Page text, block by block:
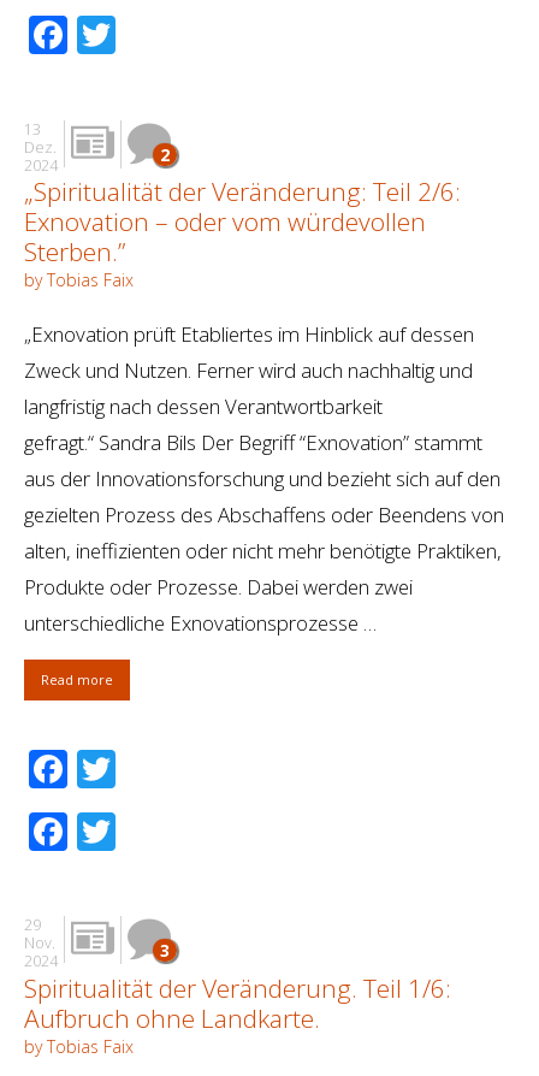
Facebook
13
Dez.
2024
2
„Spiritualität der Veränderung: Teil 2/6:
Exnovation – oder vom würdevollen
Sterben.”
by Tobias Faix
„Exnovation prüft Etabliertes im Hinblick auf dessen
Zweck und Nutzen. Ferner wird auch nachhaltig und
langfristig nach dessen Verantwortbarkeit
gefragt.“ Sandra Bils Der Begriff “Exnovation” stammt
aus der Innovationsforschung und bezieht sich auf den
gezielten Prozess des Abschaffens oder Beendens von
alten, ineffizienten oder nicht mehr benötigte Praktiken,
Produkte oder Prozesse. Dabei werden zwei
unterschiedliche Exnovationsprozesse …
Read more
Facebook
Facebook
29
Nov.
2024
3
Spiritualität der Veränderung. Teil 1/6:
Aufbruch ohne Landkarte.
by Tobias Faix